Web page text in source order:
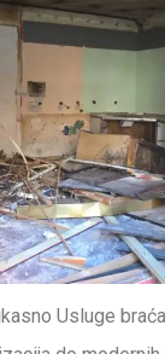
Usluge